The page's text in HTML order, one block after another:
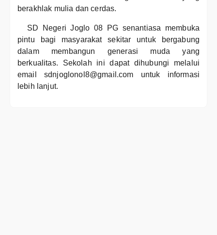
berakhlak mulia dan cerdas.
SD Negeri Joglo 08 PG senantiasa membuka
pintu bagi masyarakat sekitar untuk bergabung
dalam membangun generasi muda yang
berkualitas. Sekolah ini dapat dihubungi melalui
email sdnjoglonol8@gmail.com untuk informasi
lebih lanjut.